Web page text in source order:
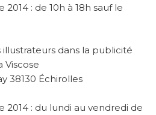
2014 : de 10h à 18h sauf le
illustrateurs dans la publicité
Viscose
38130 Échirolles
2014 : du lundi au vendredi de